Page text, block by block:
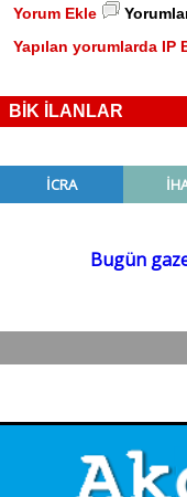
Yorum Ekle
Yapılan yorumlarda IP
BİK İLANLAR